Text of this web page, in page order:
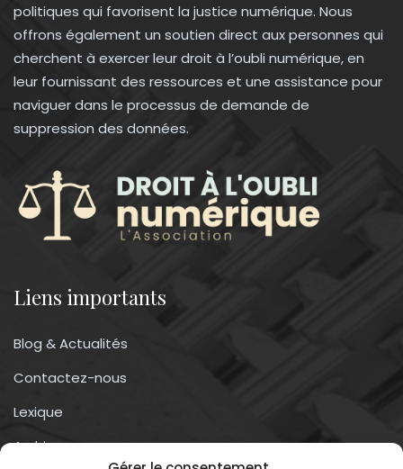
politiques qui favorisent la justice numérique. Nous
offrons également un soutien direct aux personnes qui
cherchent à exercer leur droit à l’oubli numérique, en
leur fournissant des ressources et une assistance pour
naviguer dans le processus de demande de
suppression des données.
Liens importants
Blog & Actualités
Contactez-nous
Lexique
Archives